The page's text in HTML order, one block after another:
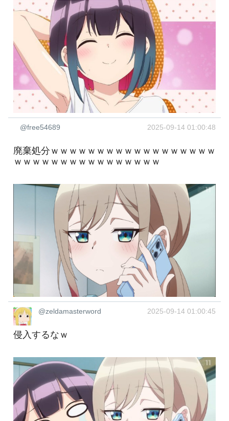
@free54689 2025-09-14 01:00:48
廃棄処分ｗｗｗｗｗｗｗｗｗｗｗｗｗｗｗｗｗｗ
ｗｗｗｗｗｗｗｗｗｗｗｗｗｗｗｗ
@zeldamasterword 2025-09-14 01:00:45
侵入するなｗ